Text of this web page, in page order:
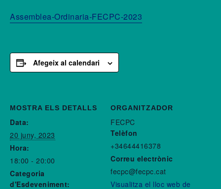
Assemblea-Ordinaria-FECPC-2023
Afegeix al calendari
MOSTRA ELS DETALLS
Data:
20 juny, 2023
Hora:
18:00 - 20:00
Categoria
d'Esdeveniment:
ORGANITZADOR
FECPC
Telèfon
+34644416378
Correu electrònic
fecpc@fecpc.cat
Visualitza el lloc web de